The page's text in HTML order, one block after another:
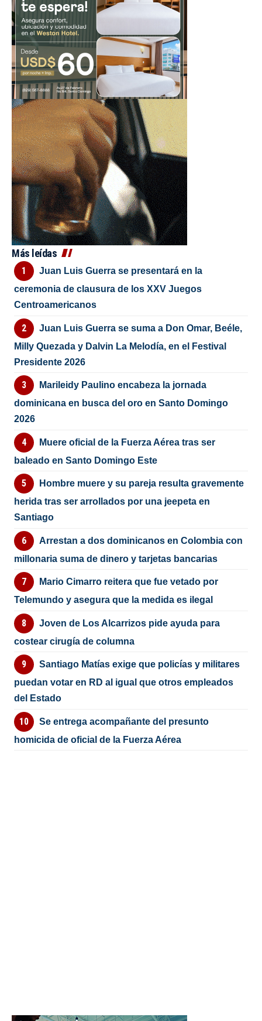
Más leídas
Juan Luis Guerra se presentará en la
ceremonia de clausura de los XXV Juegos
Centroamericanos
Juan Luis Guerra se suma a Don Omar, Beéle,
Milly Quezada y Dalvin La Melodía, en el Festival
Presidente 2026
Marileidy Paulino encabeza la jornada
dominicana en busca del oro en Santo Domingo
2026
Muere oficial de la Fuerza Aérea tras ser
baleado en Santo Domingo Este
Hombre muere y su pareja resulta gravemente
herida tras ser arrollados por una jeepeta en
Santiago
Arrestan a dos dominicanos en Colombia con
millonaria suma de dinero y tarjetas bancarias
Mario Cimarro reitera que fue vetado por
Telemundo y asegura que la medida es ilegal
Joven de Los Alcarrizos pide ayuda para
costear cirugía de columna
Santiago Matías exige que policías y militares
puedan votar en RD al igual que otros empleados
del Estado
Se entrega acompañante del presunto
homicida de oficial de la Fuerza Aérea